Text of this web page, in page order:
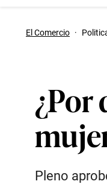
El Comercio ·
¿Por
Pleno